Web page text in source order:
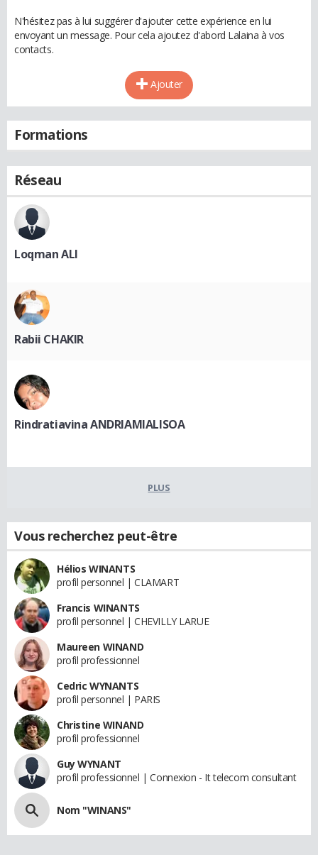
N'hésitez pas à lui suggérer d'ajouter cette expérience en lui
envoyant un message. Pour cela ajoutez d'abord Lalaina à vos
contacts.
Ajouter
Formations
Réseau
Loqman ALI
Rabii CHAKIR
Rindratiavina ANDRIAMIALISOA
PLUS
Vous recherchez peut-être
Hélios WINANTS
profil personnel | CLAMART
Francis WINANTS
profil personnel | CHEVILLY LARUE
Maureen WINAND
profil professionnel
Cedric WYNANTS
profil personnel | PARIS
Christine WINAND
profil professionnel
Guy WYNANT
profil professionnel | Connexion - It telecom consultant
Nom "WINANS"